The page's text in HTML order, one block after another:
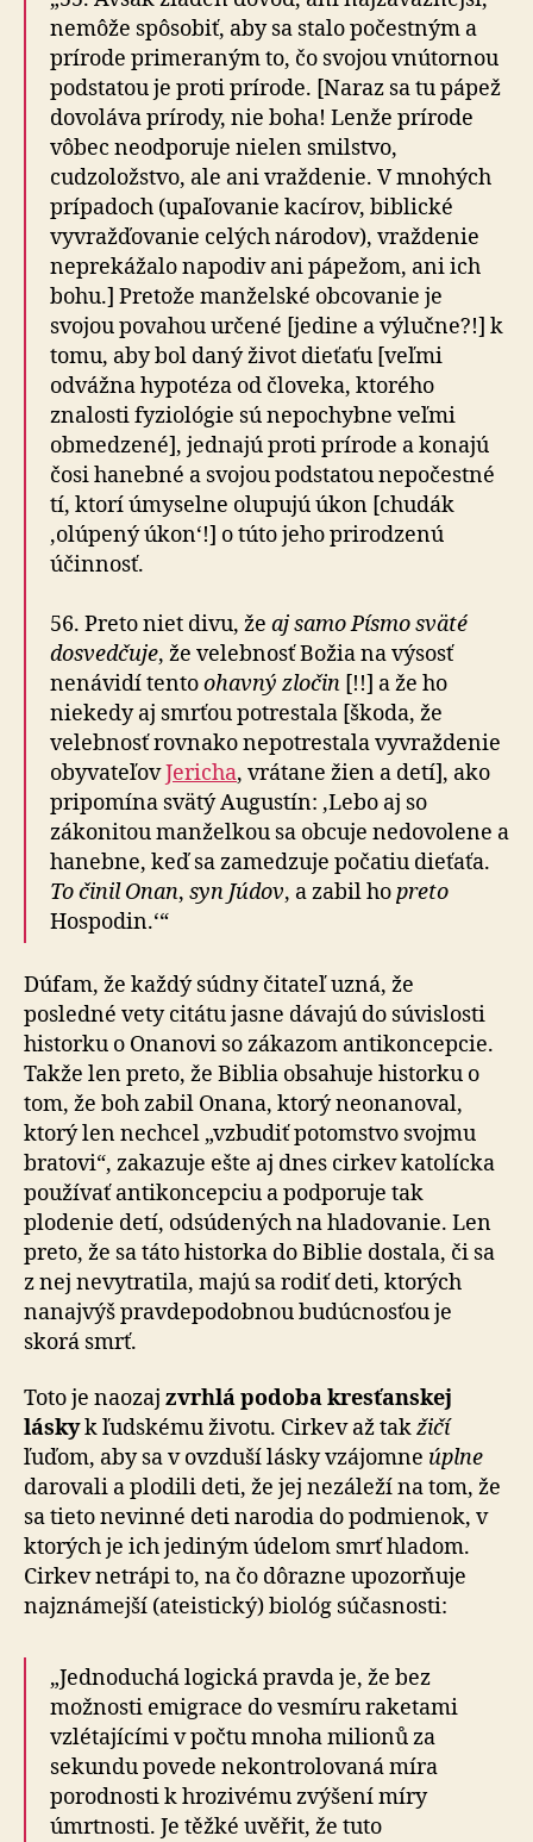
nemôže spôsobiť, aby sa stalo počestným a
prírode primeraným to, čo svojou vnútornou
podstatou je proti prírode. [Naraz sa tu pápež
dovoláva prírody, nie boha! Lenže prírode
vôbec neodporuje nielen smilstvo,
cudzoložstvo, ale ani vraždenie. V mnohých
prípadoch (upaľovanie kacírov, biblické
vyvražďovanie celých národov), vraždenie
neprekážalo napodiv ani pápežom, ani ich
bohu.] Pretože manželské obcovanie je
svojou povahou určené [jedine a výlučne?!] k
tomu, aby bol daný život dieťaťu [veľmi
odvážna hypotéza od človeka, ktorého
znalosti fyziológie sú nepochybne veľmi
obmedzené], jednajú proti prírode a konajú
čosi hanebné a svojou podstatou nepočestné
tí, ktorí úmyselne olupujú úkon [chudák
‚olúpený úkon‘!] o túto jeho prirodzenú
účinnosť.
56. Preto niet divu, že aj samo Písmo sväté
dosvedčuje, že velebnosť Božia na výsosť
nenávidí tentoohavný zločin [!!] a že ho
niekedy aj smrťou potrestala [škoda, že
velebnosť rovnako nepotrestala vyvraždenie
obyvateľovJericha, vrátane žien a detí], ako
pripomína svätý Augustín: ‚Lebo aj so
zákonitou manželkou sa obcuje nedovolene a
hanebne, keď sa zamedzuje počatiu dieťaťa.
To činil Onan, syn Júdov, a zabil hopreto
Hospodin.‘“
Dúfam, že každý súdny čitateľ uzná, že
posledné vety citátu jasne dávajú do súvislosti
historku o Onanovi so zákazom antikoncepcie.
Takže len preto, že Biblia obsahuje historku o
tom, že boh zabil Onana, ktorý neonanoval,
ktorý len nechcel „vzbudiť potomstvo svojmu
bratovi“, zakazuje ešte aj dnes cirkev katolícka
používať antikoncepciu a podporuje tak
plodenie detí, odsúdených na hladovanie. Len
preto, že sa táto historka do Biblie dostala, či sa
z nej nevytratila, majú sa rodiť deti, ktorých
nanajvýš pravdepodobnou budúcnosťou je
skorá smrť.
Toto je naozaj zvrhlá podoba kresťanskej
láskyk ľudskému životu. Cirkev až takžičí
ľuďom, aby sa v ovzduší lásky vzájomne úplne
darovali a plodili deti, že jej nezáleží na tom, že
sa tieto nevinné deti narodia do podmienok, v
ktorých je ich jediným údelom smrť hladom.
Cirkev netrápi to, na čo dôrazne upozorňuje
najznámejší (ateistický) biológ súčasnosti:
„Jednoduchá logická pravda je, že bez
možnosti emigrace do vesmíru raketami
vzlétajícími v počtu mnoha milionů za
sekundu povede nekontrolovaná míra
porodnosti k hrozivému zvýšení míry
úmrtnosti. Je těžké uvěřit, že tuto